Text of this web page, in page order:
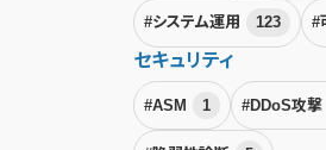
#システム運用 123 #
セキュリティ
#ASM 1 #DDoS攻撃